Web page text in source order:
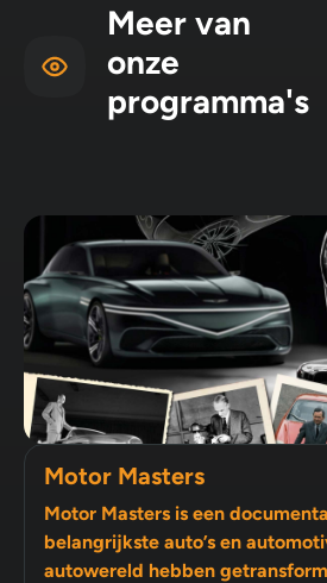
Meer van
onze
programma's
Motor Masters
Motor Masters is een
belangrijkste auto’s en
autowereld hebben